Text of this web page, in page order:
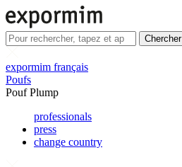
Chercher
expormim français
Poufs
Pouf Plump
professionals
press
change country